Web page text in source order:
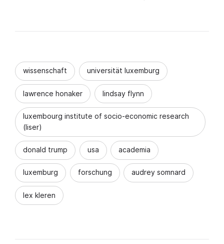
wissenschaft universität luxemburg
lawrence honaker lindsay flynn
luxembourg institute of socio-economic research
(liser)
donald trump usa academia
luxemburg forschung audrey somnard
lex kleren